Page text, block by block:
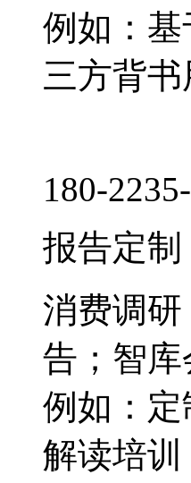
例如：
三方背
180-
报告定制
消费调
告；智
例如：
解读培